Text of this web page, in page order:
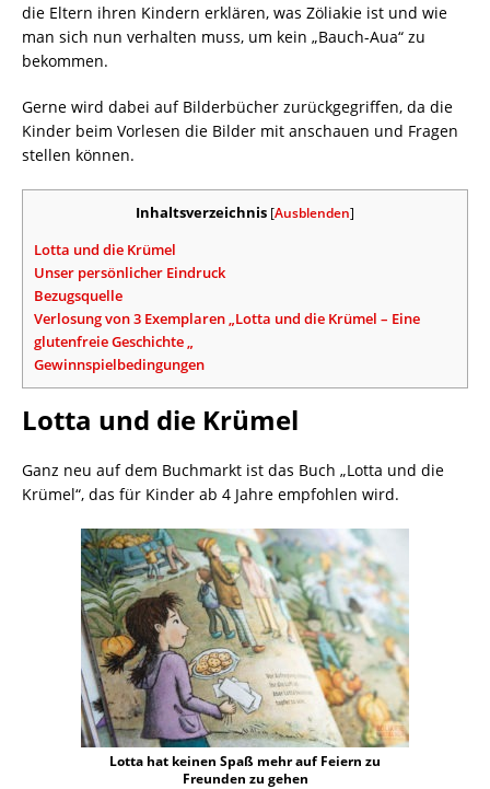
die Eltern ihren Kindern erklären, was Zöliakie ist und wie
man sich nun verhalten muss, um kein „Bauch-Aua“ zu
bekommen.
Gerne wird dabei auf Bilderbücher zurückgegriffen, da die
Kinder beim Vorlesen die Bilder mit anschauen und Fragen
stellen können.
Inhaltsverzeichnis [Ausblenden]
Lotta und die Krümel
Unser persönlicher Eindruck
Bezugsquelle
Verlosung von 3 Exemplaren „Lotta und die Krümel – Eine
glutenfreie Geschichte „
Gewinnspielbedingungen
Lotta und die Krümel
Ganz neu auf dem Buchmarkt ist das Buch „Lotta und die
Krümel“, das für Kinder ab 4 Jahre empfohlen wird.
Lotta hat keinen Spaß mehr auf Feiern zu
Freunden zu gehen